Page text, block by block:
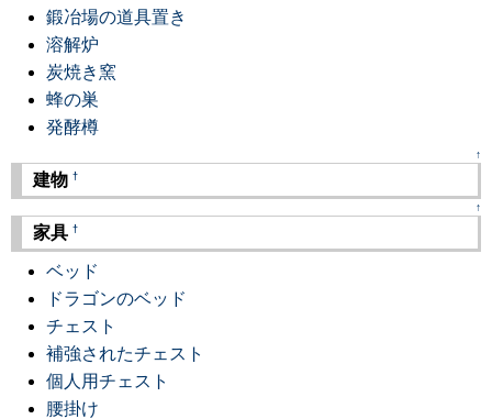
鍛冶場の道具置き
溶解炉
炭焼き窯
蜂の巣
発酵樽
↑
建物 †
↑
家具 †
ベッド
ドラゴンのベッド
チェスト
補強されたチェスト
個人用チェスト
腰掛け